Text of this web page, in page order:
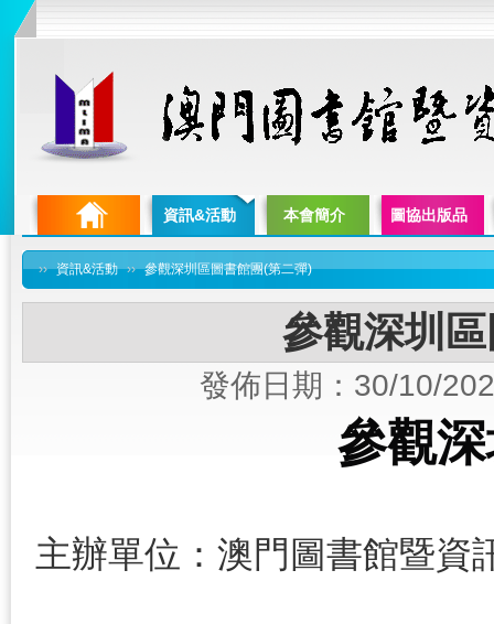
資訊&活動 本會簡介 圖協出版品
›› 資訊&活動 ›› 參觀深圳區圖書館團(第二彈)
參觀深圳
發佈日期：30/10/
參觀
主辦單位：澳門圖書館暨資